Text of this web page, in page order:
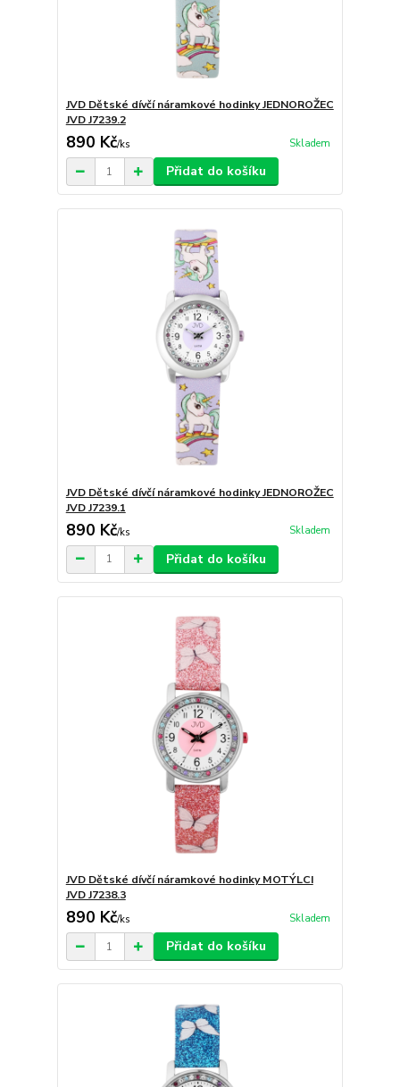
JVD Dětské dívčí náramkové hodinky JEDNOROŽEC
JVD J7239.2
890 Kč/ks Skladem
Přidat do košíku
JVD Dětské dívčí náramkové hodinky JEDNOROŽEC
JVD J7239.1
890 Kč/ks Skladem
Přidat do košíku
JVD Dětské dívčí náramkové hodinky MOTÝLCI
JVD J7238.3
890 Kč/ks Skladem
Přidat do košíku